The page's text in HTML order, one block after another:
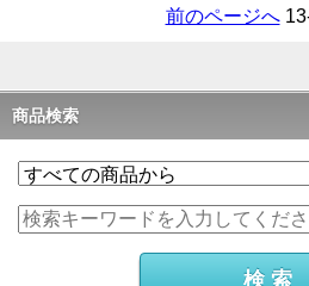
前のページへ
商品検索